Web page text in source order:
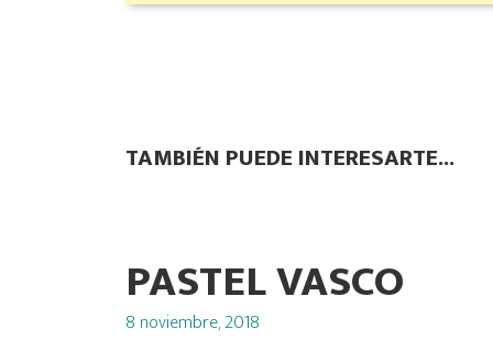
TAMBIÉN PUEDE INTERESARTE...
PASTEL VASCO
Posted
8 noviembre, 2018